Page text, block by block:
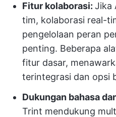
Fitur kolaborasi: Jika
tim, kolaborasi real-
pengelolaan peran
penting. Beberapa
fitur dasar,
terintegrasi dan opsi
Dukungan bahasa
Trint mendukung